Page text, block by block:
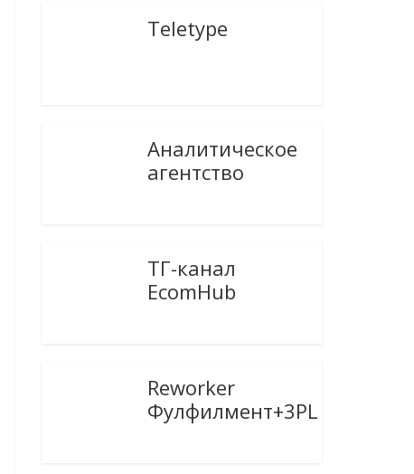
Teletype
Аналитическое
агентство
ТГ-канал
EcomHub
Reworker
Фулфилмент+3PL